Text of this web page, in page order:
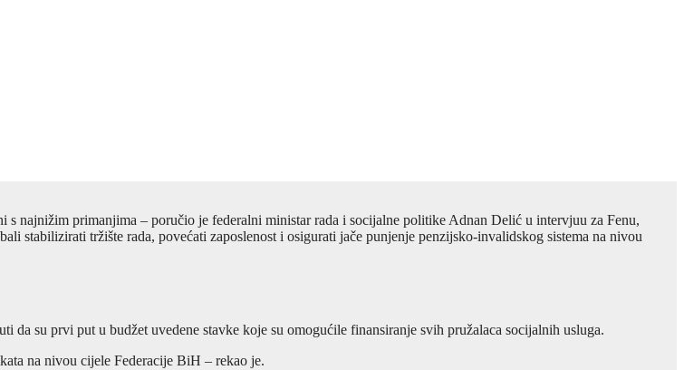
najnižim primanjima – poručio je federalni ministar rada i socijalne politike Adnan Delić u intervjuu za Fenu,
stabilizirati tržište rada, povećati zaposlenost i osigurati jače punjenje penzijsko-invalidskog sistema na nivou
su prvi put u budžet uvedene stavke koje su omogućile finansiranje svih pružalaca socijalnih usluga.
na nivou cijele Federacije BiH – rekao je.